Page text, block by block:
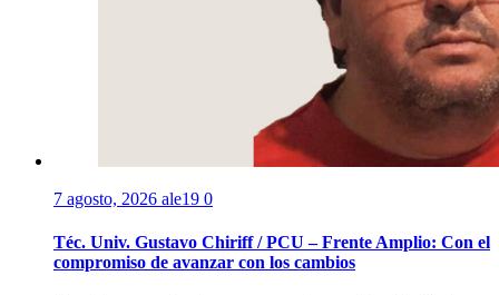
7 agosto, 2026 ale19 0
Téc. Univ. Gustavo Chiriff / PCU – Frente Amplio: Con el
compromiso de avanzar con los cambios